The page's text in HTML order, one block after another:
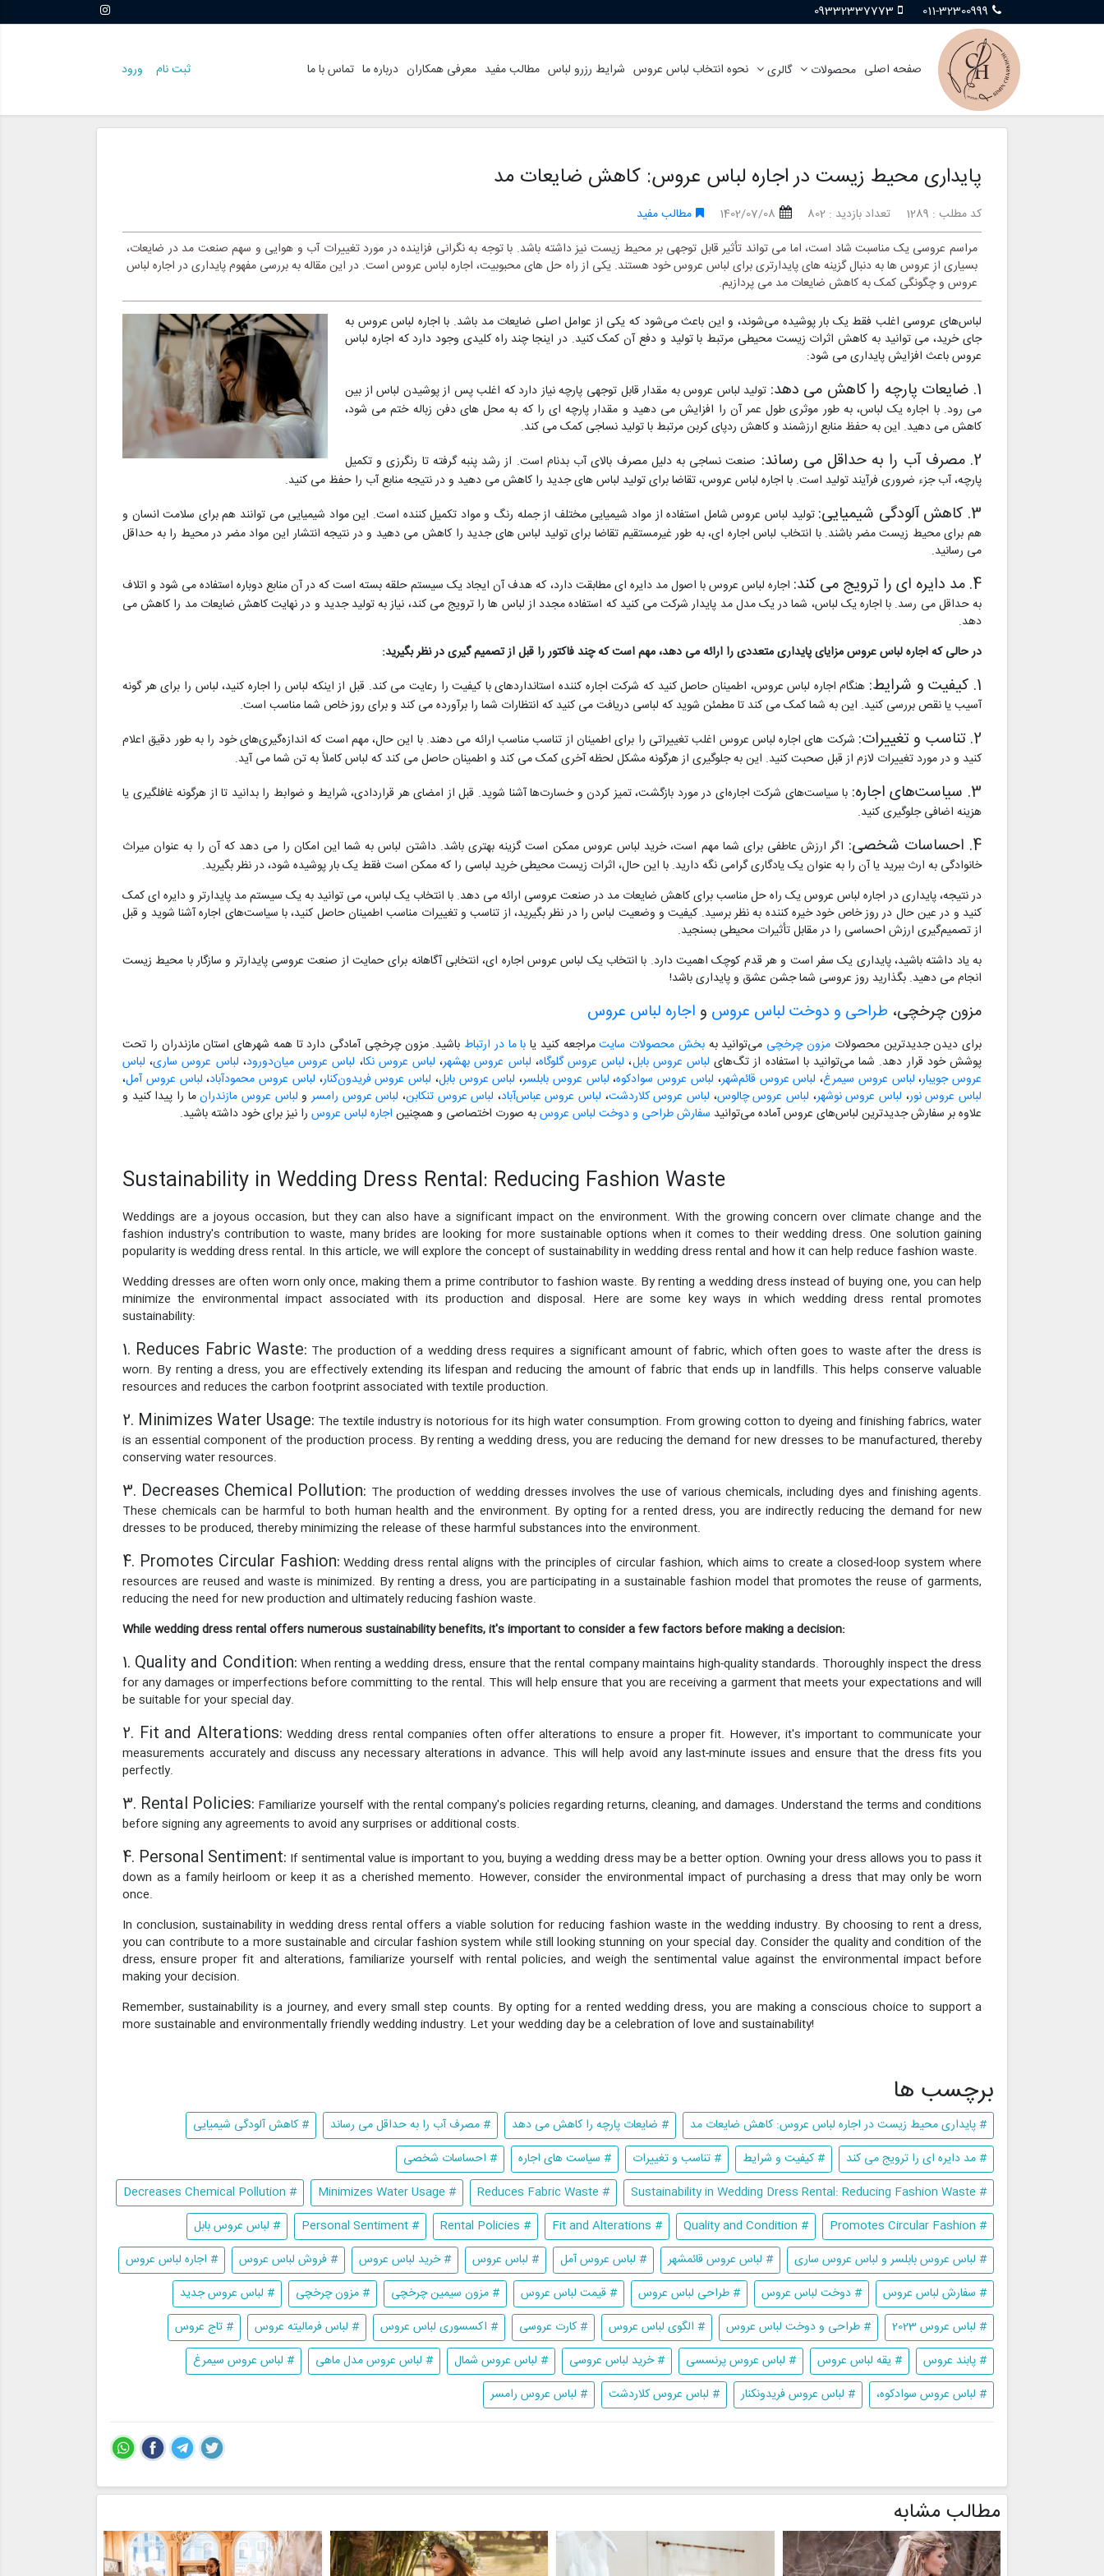
011-32300999
09332337773
ثبت نام ورود صفحه اصلی محصولات گالری نحوه انتخاب لباس عروس شرایط رزرو لباس مطالب مفید معرفی همکاران درباره ما تماس با ما
پایداری محیط زیست در اجاره لباس عروس: کاهش ضایعات مد
کد مطلب : 1289 تعداد بازدید : 802 1402/07/08
مطالب مفید
مراسم عروسی یک مناسبت شاد است، اما می تواند تأثیر قابل توجهی بر محیط زیست نیز داشته باشد. با توجه به نگرانی فزاینده در مورد تغییرات آب و هوایی و سهم صنعت مد در ضایعات،
بسیاری از عروس ها به دنبال گزینه های پایدارتری برای لباس عروس خود هستند. یکی از راه حل های محبوبیت، اجاره لباس عروس است. در این مقاله به بررسی مفهوم پایداری در اجاره لباس
عروس و چگونگی کمک به کاهش ضایعات مد می پردازیم.
لباس‌های عروسی اغلب فقط یک بار پوشیده می‌شوند، و این باعث می‌شود که یکی از عوامل اصلی ضایعات مد باشد. با اجاره لباس عروس به
جای خرید، می توانید به کاهش اثرات زیست محیطی مرتبط با تولید و دفع آن کمک کنید. در اینجا چند راه کلیدی وجود دارد که اجاره لباس
عروس باعث افزایش پایداری می شود:
1. ضایعات پارچه را کاهش می دهد:
تولید لباس عروس به مقدار قابل توجهی پارچه نیاز دارد که اغلب پس از پوشیدن لباس از بین
می رود. با اجاره یک لباس، به طور موثری طول عمر آن را افزایش می دهید و مقدار پارچه ای را که به محل های دفن زباله ختم می شود،
کاهش می دهید. این به حفظ منابع ارزشمند و کاهش ردپای کربن مرتبط با تولید نساجی کمک می کند.
2. مصرف آب را به حداقل می رساند:
صنعت نساجی به دلیل مصرف بالای آب بدنام است. از رشد پنبه گرفته تا رنگرزی و تکمیل
پارچه، آب جزء ضروری فرآیند تولید است. با اجاره لباس عروس، تقاضا برای تولید لباس های جدید را کاهش می دهید و در نتیجه منابع آب را حفظ می کنید.
3. کاهش آلودگی شیمیایی:
تولید لباس عروس شامل استفاده از مواد شیمیایی مختلف از جمله رنگ و مواد تکمیل کننده است. این مواد شیمیایی می توانند هم برای سلامت انسان و
هم برای محیط زیست مضر باشند. با انتخاب لباس اجاره ای، به طور غیرمستقیم تقاضا برای تولید لباس های جدید را کاهش می دهید و در نتیجه انتشار این مواد مضر در محیط را به حداقل
می رسانید.
4. مد دایره ای را ترویج می کند:
اجاره لباس عروس با اصول مد دایره ای مطابقت دارد، که هدف آن ایجاد یک سیستم حلقه بسته است که در آن منابع دوباره استفاده می شود و اتلاف
به حداقل می رسد. با اجاره یک لباس، شما در یک مدل مد پایدار شرکت می کنید که استفاده مجدد از لباس ها را ترویج می کند، نیاز به تولید جدید و در نهایت کاهش ضایعات مد را کاهش می
دهد.
در حالی که اجاره لباس عروس مزایای پایداری متعددی را ارائه می دهد، مهم است که چند فاکتور را قبل از تصمیم گیری در نظر بگیرید:
1. کیفیت و شرایط:
هنگام اجاره لباس عروس، اطمینان حاصل کنید که شرکت اجاره کننده استانداردهای با کیفیت را رعایت می کند. قبل از اینکه لباس را اجاره کنید، لباس را برای هر گونه
آسیب یا نقص بررسی کنید. این به شما کمک می کند تا مطمئن شوید که لباسی دریافت می کنید که انتظارات شما را برآورده می کند و برای روز خاص شما مناسب است.
2. تناسب و تغییرات:
شرکت های اجاره لباس عروس اغلب تغییراتی را برای اطمینان از تناسب مناسب ارائه می دهند. با این حال، مهم است که اندازه‌گیری‌های خود را به طور دقیق اعلام
کنید و در مورد تغییرات لازم از قبل صحبت کنید. این به جلوگیری از هرگونه مشکل لحظه آخری کمک می کند و اطمینان حاصل می کند که لباس کاملاً به تن شما می آید.
3. سیاست‌های اجاره:
با سیاست‌های شرکت اجاره‌ای در مورد بازگشت، تمیز کردن و خسارت‌ها آشنا شوید. قبل از امضای هر قراردادی، شرایط و ضوابط را بدانید تا از هرگونه غافلگیری یا
هزینه اضافی جلوگیری کنید.
4. احساسات شخصی:
اگر ارزش عاطفی برای شما مهم است، خرید لباس عروس ممکن است گزینه بهتری باشد. داشتن لباس به شما این امکان را می دهد که آن را به عنوان میراث
خانوادگی به ارث ببرید یا آن را به عنوان یک یادگاری گرامی نگه دارید. با این حال، اثرات زیست محیطی خرید لباسی را که ممکن است فقط یک بار پوشیده شود، در نظر بگیرید.
در نتیجه، پایداری در اجاره لباس عروس یک راه حل مناسب برای کاهش ضایعات مد در صنعت عروسی ارائه می دهد. با انتخاب یک لباس، می توانید به یک سیستم مد پایدارتر و دایره ای کمک
کنید و در عین حال در روز خاص خود خیره کننده به نظر برسید. کیفیت و وضعیت لباس را در نظر بگیرید، از تناسب و تغییرات مناسب اطمینان حاصل کنید، با سیاست‌های اجاره آشنا شوید و قبل
از تصمیم‌گیری ارزش احساسی را در مقابل تأثیرات محیطی بسنجید.
به یاد داشته باشید، پایداری یک سفر است و هر قدم کوچک اهمیت دارد. با انتخاب یک لباس عروس اجاره ای، انتخابی آگاهانه برای حمایت از صنعت عروسی پایدارتر و سازگار با محیط زیست
انجام می دهید. بگذارید روز عروسی شما جشن عشق و پایداری باشد!
مزون چرخچی، طراحی و دوخت لباس عروس و اجاره لباس عروس
برای دیدن جدیدترین محصولات مزون چرخچی می‌توانید بهبخش محصولات سایتمراجعه کنید یا با ما در ارتباط باشید. مزون چرخچی آمادگی دارد تا همه شهرهای استان مازندران را تحت
پوشش خود قرار دهد. شما می‌توانید با استفاده از تگ‌های لباس عروس بابل، لباس عروس گلوگاه، لباس عروس بهشهر، لباس عروس نکا، لباس عروس میان‌دورود، لباس عروس ساری، لباس
عروس جویبار، لباس عروس سیمرغ، لباس عروس قائم‌شهر، لباس عروس سوادکوه، لباس عروس بابلسر، لباس عروس بابل، لباس عروس فریدون‌کنار، لباس عروس محمودآباد، لباس عروس آمل،
لباس عروس نور، لباس عروس نوشهر، لباس عروس چالوس، لباس عروس کلاردشت، لباس عروس عباس‌آباد، لباس عروس تنکابن، لباس عروس رامسرو لباس عروس مازندرانما را پیدا کنید و
علاوه بر سفارش جدیدترین لباس‌های عروس آماده می‌توانید سفارش طراحی و دوخت لباس عروسبه صورت اختصاصی و همچنین اجاره لباس عروس را نیز برای خود داشته باشید.
Sustainability in Wedding Dress Rental: Reducing Fashion Waste
Weddings are a joyous occasion, but they can also have a significant impact on the environment. With the growing concern over climate change and the
fashion industry's contribution to waste, many brides are looking for more sustainable options when it comes to their wedding dress. One solution gaining
popularity is wedding dress rental. In this article, we will explore the concept of sustainability in wedding dress rental and how it can help reduce fashion waste.
Wedding dresses are often worn only once, making them a prime contributor to fashion waste. By renting a wedding dress instead of buying one, you can help
minimize the environmental impact associated with its production and disposal. Here are some key ways in which wedding dress rental promotes
sustainability:
1. Reduces Fabric Waste: The production of a wedding dress requires a significant amount of fabric, which often goes to waste after the dress is
worn. By renting a dress, you are effectively extending its lifespan and reducing the amount of fabric that ends up in landfills. This helps conserve valuable
resources and reduces the carbon footprint associated with textile production.
2. Minimizes Water Usage: The textile industry is notorious for its high water consumption. From growing cotton to dyeing and finishing fabrics, water
is an essential component of the production process. By renting a wedding dress, you are reducing the demand for new dresses to be manufactured, thereby
conserving water resources.
3. Decreases Chemical Pollution: The production of wedding dresses involves the use of various chemicals, including dyes and finishing agents.
These chemicals can be harmful to both human health and the environment. By opting for a rented dress, you are indirectly reducing the demand for new
dresses to be produced, thereby minimizing the release of these harmful substances into the environment.
4. Promotes Circular Fashion: Wedding dress rental aligns with the principles of circular fashion, which aims to create a closed-loop system where
resources are reused and waste is minimized. By renting a dress, you are participating in a sustainable fashion model that promotes the reuse of garments,
reducing the need for new production and ultimately reducing fashion waste.
While wedding dress rental offers numerous sustainability benefits, it's important to consider a few factors before making a decision:
1. Quality and Condition: When renting a wedding dress, ensure that the rental company maintains high-quality standards. Thoroughly inspect the dress
for any damages or imperfections before committing to the rental. This will help ensure that you are receiving a garment that meets your expectations and will
be suitable for your special day.
2. Fit and Alterations: Wedding dress rental companies often offer alterations to ensure a proper fit. However, it's important to communicate your
measurements accurately and discuss any necessary alterations in advance. This will help avoid any last-minute issues and ensure that the dress fits you
perfectly.
3. Rental Policies: Familiarize yourself with the rental company's policies regarding returns, cleaning, and damages. Understand the terms and conditions
before signing any agreements to avoid any surprises or additional costs.
4. Personal Sentiment: If sentimental value is important to you, buying a wedding dress may be a better option. Owning your dress allows you to pass it
down as a family heirloom or keep it as a cherished memento. However, consider the environmental impact of purchasing a dress that may only be worn
once.
In conclusion, sustainability in wedding dress rental offers a viable solution for reducing fashion waste in the wedding industry. By choosing to rent a dress,
you can contribute to a more sustainable and circular fashion system while still looking stunning on your special day. Consider the quality and condition of the
dress, ensure proper fit and alterations, familiarize yourself with rental policies, and weigh the sentimental value against the environmental impact before
making your decision.
Remember, sustainability is a journey, and every small step counts. By opting for a rented wedding dress, you are making a conscious choice to support a
more sustainable and environmentally friendly wedding industry. Let your wedding day be a celebration of love and sustainability!
برچسب ها
# پایداری محیط زیست در اجاره لباس عروس: کاهش ضایعات مد # ضایعات پارچه را کاهش می دهد # مصرف آب را به حداقل می رساند
# کاهش آلودگی شیمیایی
# مد دایره ای را ترویج می کند
# کیفیت و شرایط # تناسب و تغییرات # سیاست های اجاره
# احساسات شخصی
# Sustainability in Wedding Dress Rental: Reducing Fashion Waste
# Reduces Fabric Waste
# Minimizes Water Usage
# Decreases Chemical Pollution
# Promotes Circular Fashion
# Quality and Condition
# Fit and Alterations
# Rental Policies
# Personal Sentiment
# لباس عروس بابل
# لباس عروس بابلسر و لباس عروس ساری
# لباس عروس قائمشهر # لباس عروس آمل # لباس عروس # خرید لباس عروس # فروش لباس عروس
# اجاره لباس عروس
# سفارش لباس عروس
# دوخت لباس عروس # طراحی لباس عروس # قیمت لباس عروس # مزون سیمین چرخچی # مزون چرخچی
# لباس عروس جدید
# لباس عروس 2023
# طراحی و دوخت لباس عروس # الگوی لباس عروس # کارت عروسی # اکسسوری لباس عروس # لباس فرمالیته عروس
# تاج عروس
# پابند عروس
# یقه لباس عروس # لباس عروس پرنسسی # خرید لباس عروسی # لباس عروس شمال # لباس عروس مدل ماهی
# لباس عروس سیمرغ
# لباس عروس سوادکوه،
# لباس عروس فریدونکنار # لباس عروس کلاردشت # لباس عروس رامسر
مطالب مشابه